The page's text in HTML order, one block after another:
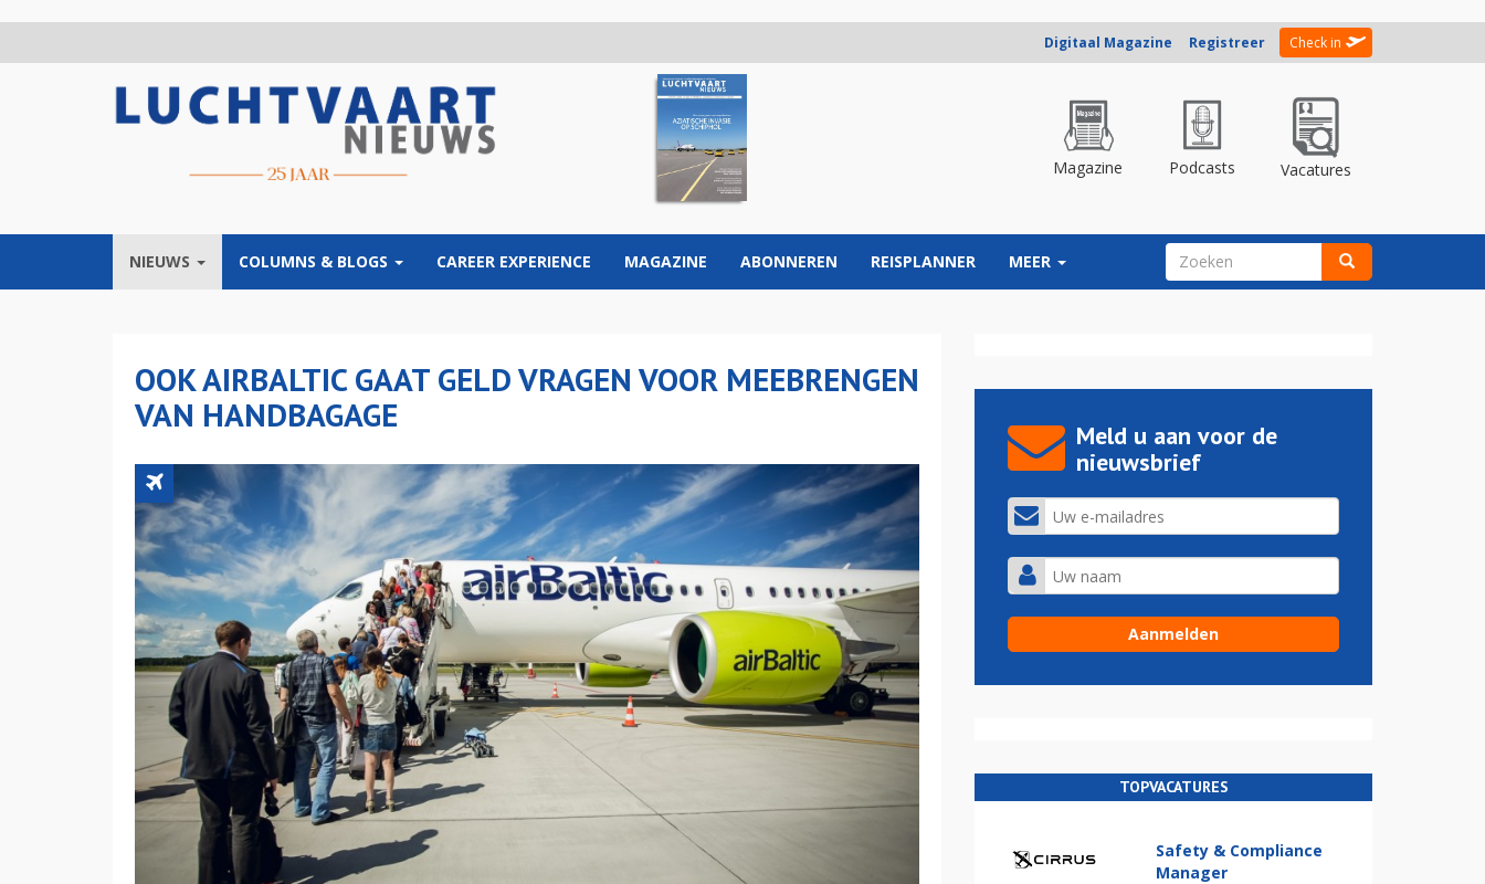
Digitaal Magazine Registreer Check in
Magazine Podcasts Vacatures
NIEUWS COLUMNS & BLOGS CAREER EXPERIENCE MAGAZINE ABONNEREN REISPLANNER MEER ZOEKVELD
OOK AIRBALTIC GAAT GELD VRAGEN VOOR MEEBRENGEN
VAN HANDBAGAGE
Meld u aan voor de
nieuwsbrief
TOPVACATURES
Safety & Compliance
Manager